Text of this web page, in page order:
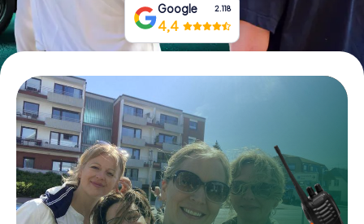
Google 2.118
4,4